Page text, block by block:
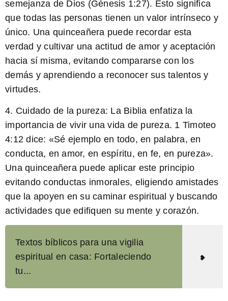
semejanza de Dios (Génesis 1:27). Esto significa
que todas las personas tienen un valor intrínseco y
único. Una quinceañera puede recordar esta
verdad y cultivar una actitud de amor y aceptación
hacia sí misma, evitando compararse con los
demás y aprendiendo a reconocer sus talentos y
virtudes.
4. Cuidado de la pureza: La Biblia enfatiza la
importancia de vivir una vida de pureza. 1 Timoteo
4:12 dice: «Sé ejemplo en todo, en palabra, en
conducta, en amor, en espíritu, en fe, en pureza».
Una quinceañera puede aplicar este principio
evitando conductas inmorales, eligiendo amistades
que la apoyen en su caminar espiritual y buscando
actividades que edifiquen su mente y corazón.
Textos bíblicos para una vigilia
espiritual en casa: Fortaleciendo
tu...